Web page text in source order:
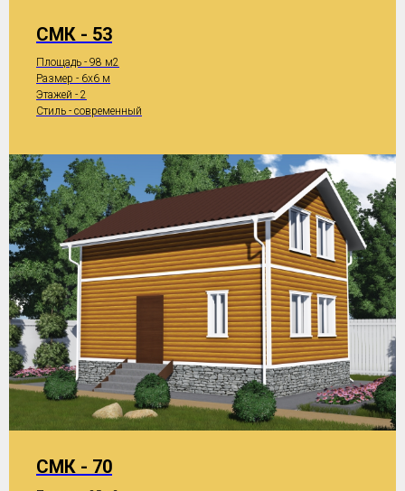
СМК - 53
Площадь - 98 м2
Размер - 6x6 м
Этажей - 2
Стиль - современный
СМК - 70